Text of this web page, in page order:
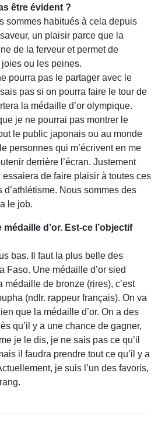
être évident ?
sommes habitués à cela depuis
un plaisir parce que la
de la ferveur et permet de
ou les peines.
pourra pas le partager avec le
pas si on pourra faire le tour de
la médaille d’or olympique.
je ne pourrai pas montrer le
le public japonais ou au monde
personnes qui m’écrivent en me
derrière l’écran. Justement
de faire plaisir à toutes ces
d’athlétisme. Nous sommes des
le job.
d’or. Est-ce l’objectif
bas. Il faut la plus belle des
Faso. Une médaille d’or sied
médaille de bronze (rires), c’est
(ndlr. rappeur français). On va
que la médaille d’or. On a des
qu’il y a une chance de gagner,
je le dis, je ne sais pas ce qu’il
il faudra prendre tout ce qu’il y a
je suis l’un des favoris,